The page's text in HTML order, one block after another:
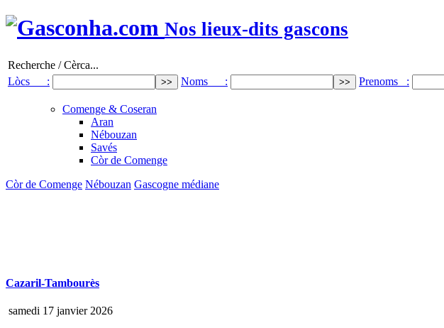
Nos lieux-dits gascons
Recherche / Cèrca...
Lòcs :
Noms : Prenoms :
Comenge & Coseran
Aran
Nébouzan
Savés
Còr de Comenge
Còr de Comenge Nébouzan Gascogne médiane
Cazaril-Tambourès
samedi 17 janvier 2026